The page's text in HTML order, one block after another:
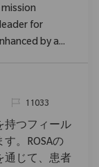
for
by a...
ReqId11033
持つフィール
。ROSAの
通じて、患者